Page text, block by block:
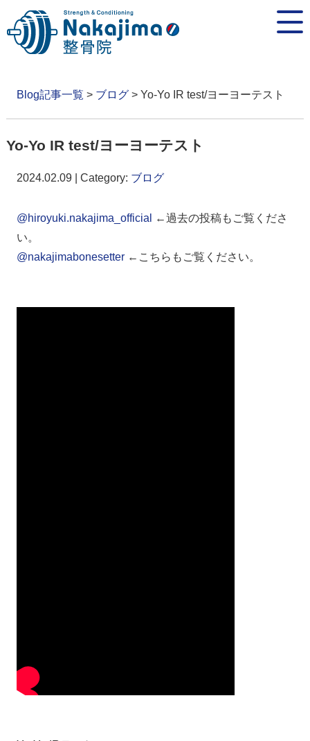
Blog記事一覧 > ブログ> Yo-Yo IR test/ヨーヨーテスト
Yo-Yo IR test/ヨーヨーテスト
2024.02.09 | Category: ブログ
@hiroyuki.nakajima_official
←過去の投稿もご覧くださ
い。
@nakajimabonesetter←こちらもご覧ください。